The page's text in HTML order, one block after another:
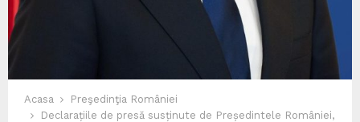
Acasa
Preşedinţia României
Declarațiile de presă susținute de Președintele României,